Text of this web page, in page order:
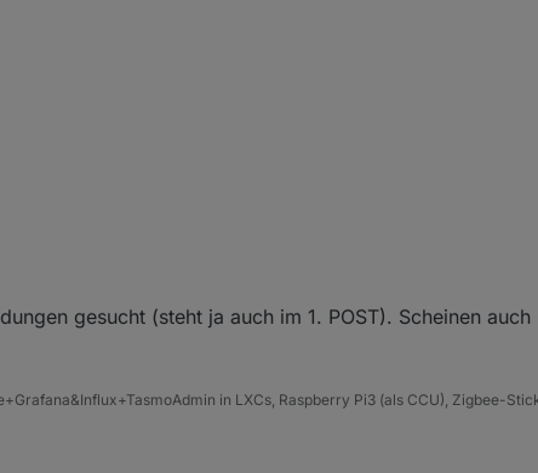
gesucht (steht ja auch im 1. POST). Scheinen
in LXCs, Raspberry Pi3 (als CCU), Zigbee-